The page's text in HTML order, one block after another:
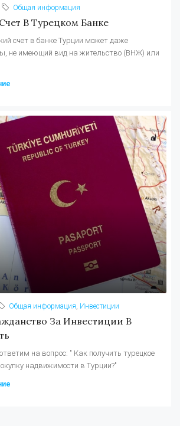
Общая информация
В Турецком Банке
счет в банке Турции может даже
не имеющий вид на жительство (ВНЖ) или
Общая информация, Инвестиции
За Инвестиции В
на вопрос: " Как получить турецкое
надвижимости в Турции?"